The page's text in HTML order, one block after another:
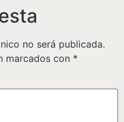
no será publicada.
marcados con *